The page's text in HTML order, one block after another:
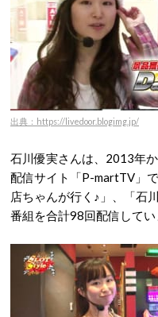
出典：https://livedoor.blogimg.jp/
石川優実さんは、2013年
配信サイト「P-martTV」
店ちゃんが行く♪」、「石
番組を合計98回配信してい